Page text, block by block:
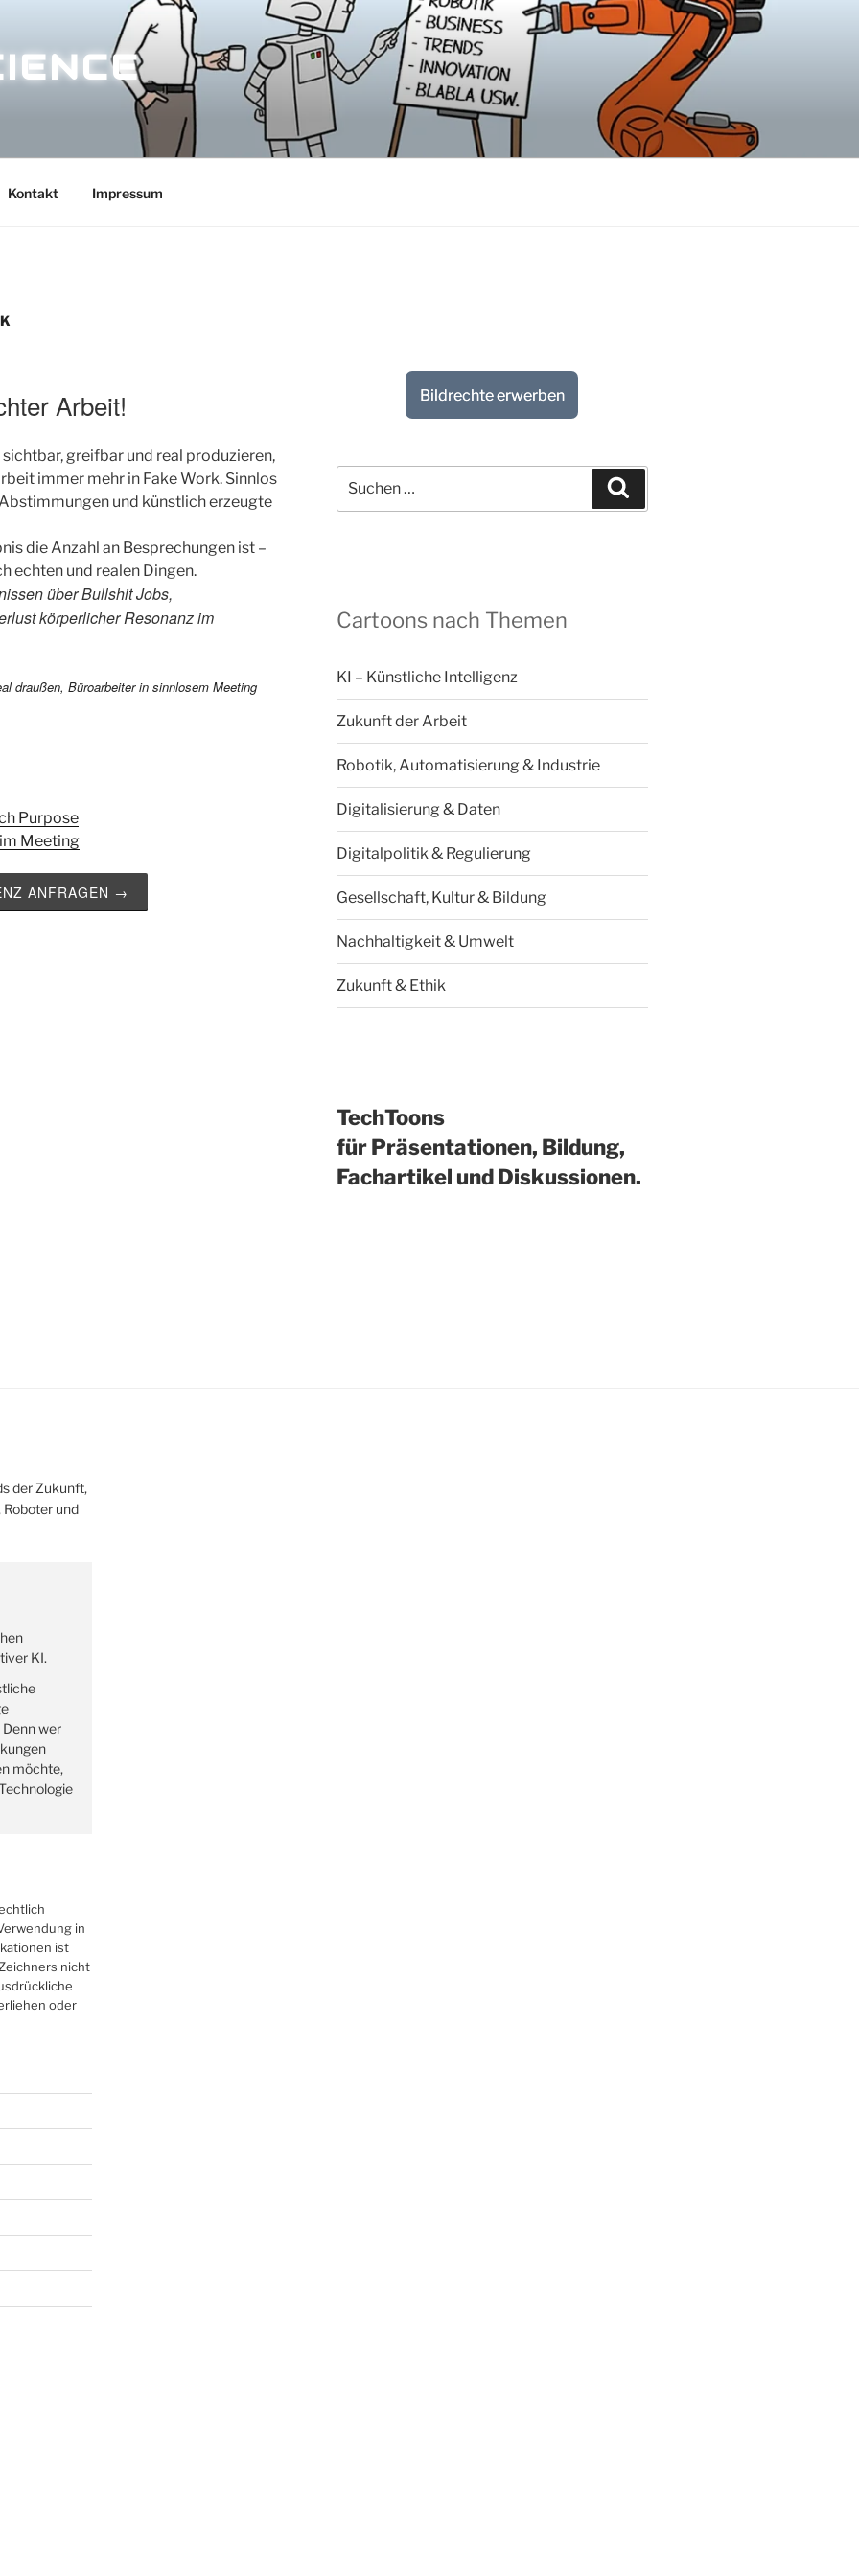
Kontakt Impressum
Arbeit!
greifbar und real produzieren,
immer mehr in Fake Work. Sinnlos
und künstlich erzeugte
die Anzahl an Besprechungen ist –
echten und realen Dingen.
über Bullshit Jobs,
körperlicher Resonanz im
Purpose
Meeting
ANFRAGEN →
Bildrechte erwerben
nach:
Cartoons nach Themen
KI – Künstliche Intelligenz
Zukunft der Arbeit
Robotik, Automatisierung & Industrie
Digitalisierung & Daten
Digitalpolitik & Regulierung
Gesellschaft, Kultur & Bildung
Nachhaltigkeit & Umwelt
Zukunft & Ethik
TechToons
für Präsentationen, Bildung,
Fachartikel und Diskussionen.
der Zukunft,
und
KI.
wer
möchte,
in
ist
nicht
oder